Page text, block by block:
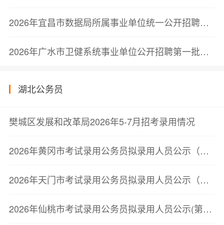
2026年宜昌市数据局所属事业单位统一公开招聘工作人员拟聘用人员公示公告
2026年广水市卫健系统事业单位公开招聘第一批拟聘用人员公示
湖北公务员
樊城区发展和改革局2026年5-7月招考录用情况
2026年黄冈市考试录用公务员拟录用人员公示（第三批）
2026年天门市考试录用公务员拟录用人员公示（第二批）
2026年仙桃市考试录用公务员拟录用人员公示(第二批)